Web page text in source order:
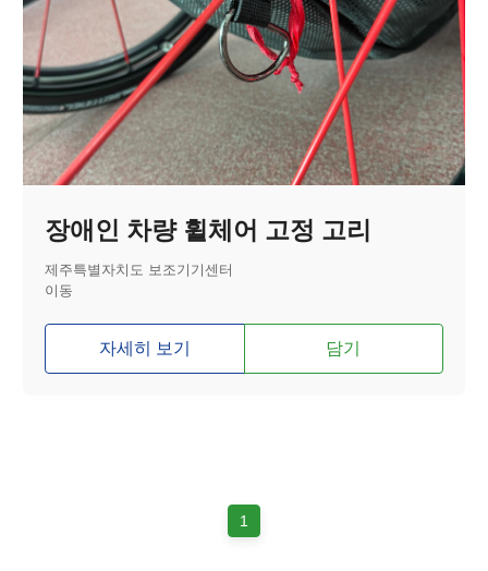
장애인 차량 휠체어 고정 고리
제주특별자치도 보조기기센터
이동
자세히 보기 담기
1